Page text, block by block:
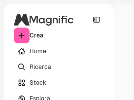
Crea
Home
Ricerca
Stock
Esplora